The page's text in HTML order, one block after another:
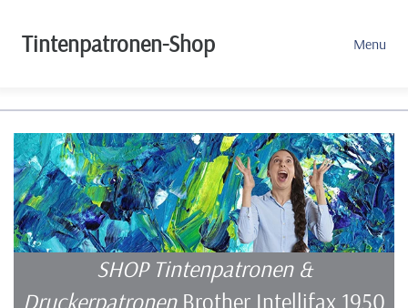
Tintenpatronen-Shop Menu
SHOP Tintenpatronen &
Druckerpatronen Brother Intellifax 1950